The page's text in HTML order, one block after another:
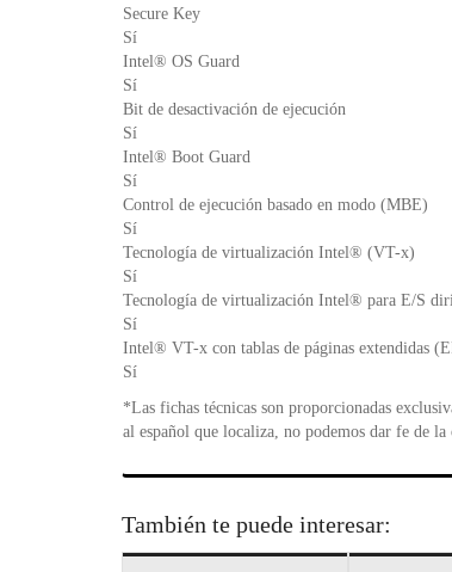
Secure Key
Sí
Intel® OS Guard
Sí
Bit de desactivación de ejecución
Sí
Intel® Boot Guard
Sí
Control de ejecución basado en modo (MBE)
Sí
Tecnología de virtualización Intel® (VT-x)
Sí
Tecnología de virtualización Intel® para E/S
Sí
Intel® VT-x con tablas de páginas extendidas
Sí
*Las fichas técnicas son proporcionadas
al español que localiza, no podemos dar fe de
También te puede interesar: